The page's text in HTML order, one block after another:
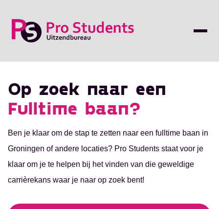
Op zoek naar een
Fulltime baan?
Ben je klaar om de stap te zetten naar een fulltime baan in
Groningen of andere locaties? Pro Students staat voor je
klaar om je te helpen bij het vinden van die geweldige
carrièrekans waar je naar op zoek bent!